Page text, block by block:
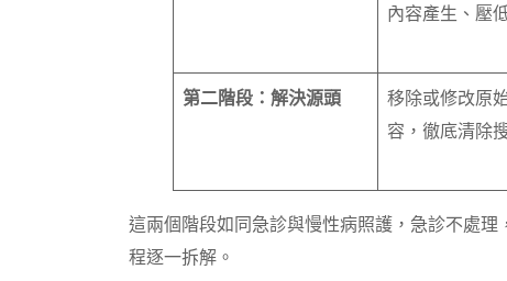
內容產生、壓
第二階段：解決源頭
移除或修改原
容，徹底清除
這兩個階段如同急診與慢性病照護，急診不處
程逐一拆解。